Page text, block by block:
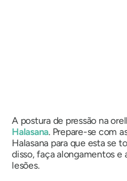
A postura de pressão na
Halasana. Prepare-se com
Halasana para que esta se
disso, faça alongamentos e
lesões.